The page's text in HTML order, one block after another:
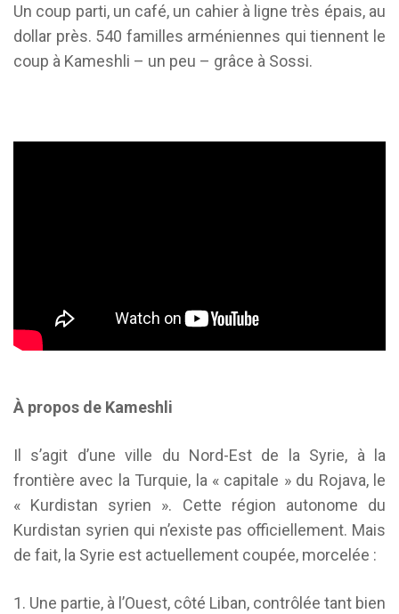
Un coup parti, un café, un cahier à ligne très épais, au
dollar près. 540 familles arméniennes qui tiennent le
coup à Kameshli – un peu – grâce à Sossi.
À propos de Kameshli
Il s’agit d’une ville du Nord-Est de la Syrie, à la
frontière avec la Turquie, la « capitale » du Rojava, le
« Kurdistan syrien ». Cette région autonome du
Kurdistan syrien qui n’existe pas officiellement. Mais
de fait, la Syrie est actuellement coupée, morcelée :
1. Une partie, à l’Ouest, côté Liban, contrôlée tant bien